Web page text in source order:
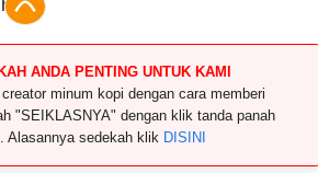
ANDA PENTING UNTUK KAMI
minum kopi dengan cara memberi
"SEIKLASNYA" dengan klik tanda panah
Alasannya sedekah klik DISINI